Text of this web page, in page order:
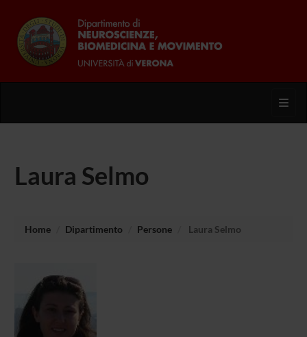
Laura Selmo
Home Dipartimento Persone Laura Selmo